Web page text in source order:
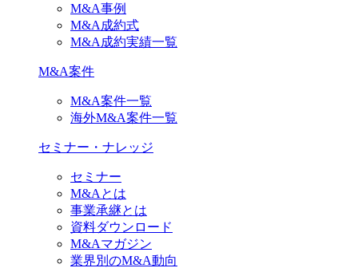
M&A事例
M&A成約式
M&A成約実績一覧
M&A案件
M&A案件一覧
海外M&A案件一覧
セミナー・ナレッジ
セミナー
M&Aとは
事業承継とは
資料ダウンロード
M&Aマガジン
業界別のM&A動向